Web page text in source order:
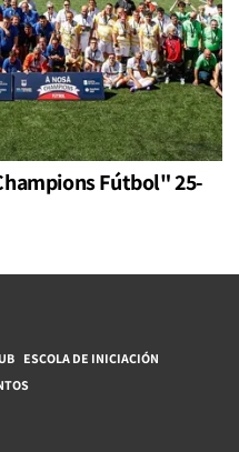
Fútbol" 25-
ESCOLA DE INICIACIÓN